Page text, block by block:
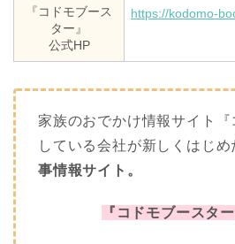
『コドモブース
ター』
公式HP
https://kodomo-
家族のおでかけ情報サイト
している会社が新しくはじめ
事情報サイト。
『コドモブースタ